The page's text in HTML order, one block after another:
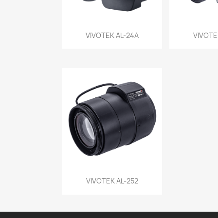
Vista rápida
VIVOTEK AL-24A 
Vista rápida
VIVOTEK AL-252